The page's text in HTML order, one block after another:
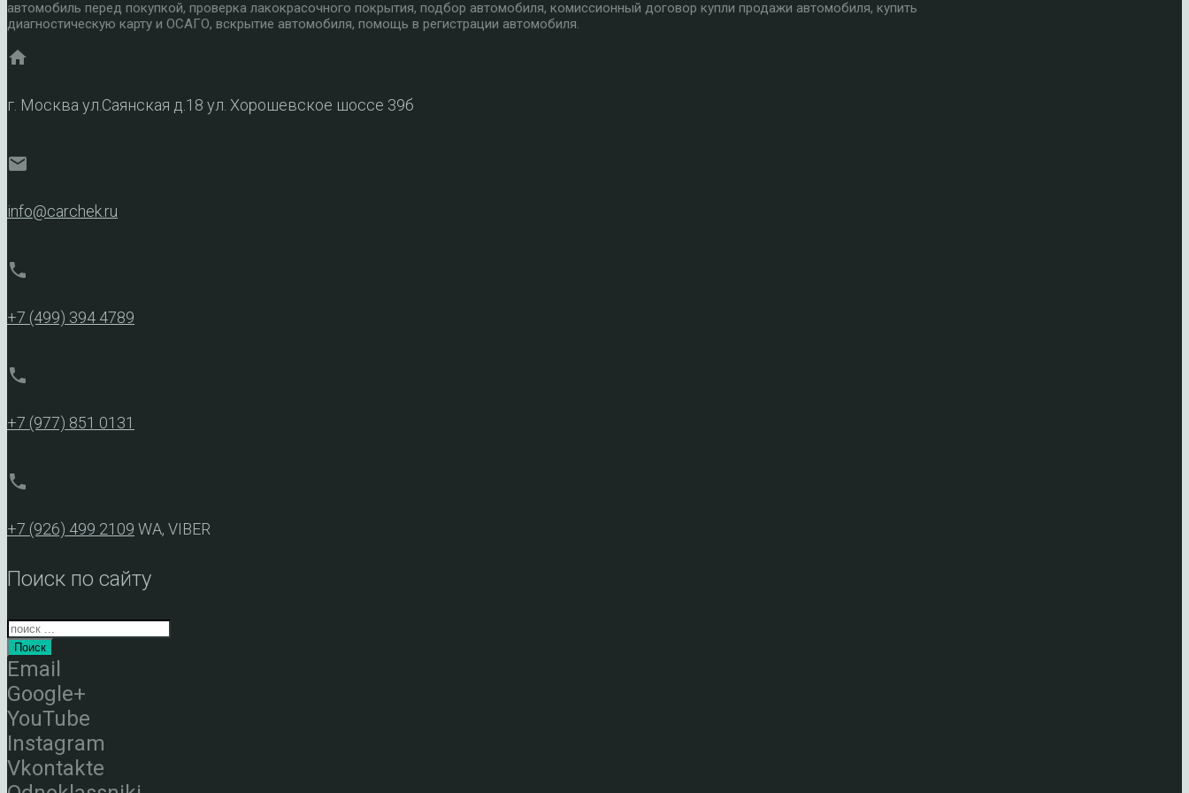
автомобиль перед покупкой, проверка лакокрасочного покрытия, подбор автомобиля, комиссионный договор купли продажи автомобиля, купить
диагностическую карту и ОСАГО, вскрытие автомобиля, помощь в регистрации автомобиля.
home
г. Москва ул.Саянская д.18 ул. Хорошевское шоссе 39б
mail
info@carchek.ru
phone
+7 (499) 394 4789
phone
+7 (977) 851 0131
phone
+7 (926) 499 2109 WA, VIBER
Поиск по сайту
Поиск
Email
Google+
YouTube
Instagram
Vkontakte